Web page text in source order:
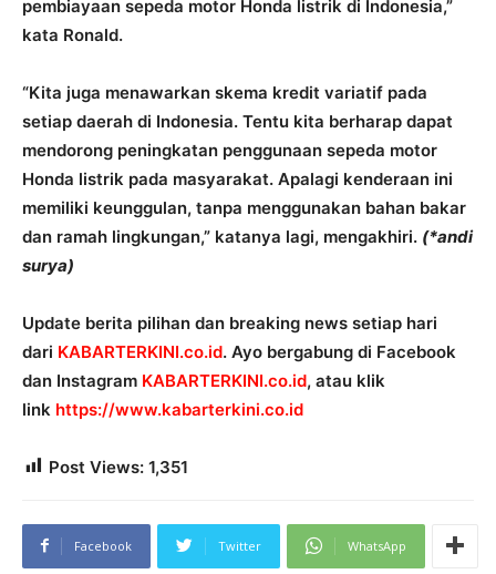
pembiayaan sepeda motor Honda listrik di Indonesia,”
kata Ronald.
“Kita juga menawarkan skema kredit variatif pada
setiap daerah di Indonesia. Tentu kita berharap dapat
mendorong peningkatan penggunaan sepeda motor
Honda listrik pada masyarakat. Apalagi kenderaan ini
memiliki keunggulan, tanpa menggunakan bahan bakar
dan ramah lingkungan,” katanya lagi, mengakhiri. (*andi
surya)
Update berita pilihan dan breaking news setiap hari
dari KABARTERKINI.co.id. Ayo bergabung di Facebook
dan Instagram KABARTERKINI.co.id, atau klik
link https://www.kabarterkini.co.id
Post Views: 1,351
Facebook Twitter WhatsApp